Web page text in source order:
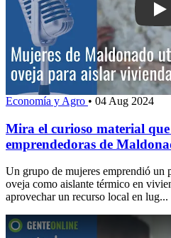
Economía y Agro • 04 Aug 2024
Mira el curioso material
emprendedoras de
Un grupo de mujeres emprendió un
oveja como aislante térmico en
aprovechar un recurso local en lug...